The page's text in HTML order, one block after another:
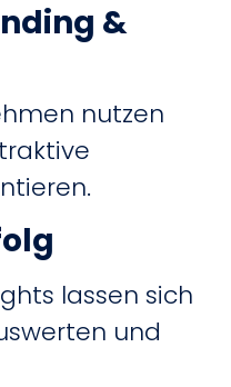
&
nutzen
lassen sich
und